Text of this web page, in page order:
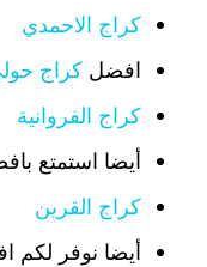
كراج الاحمدي
افضل كراج
كراج الفروانية
أيضا استمتع
كراج القرين
أيضا نوفر لكم